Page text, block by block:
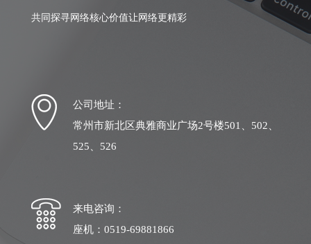
共同探寻网络核心价值让网络更精彩
公司地址：
常州市新北区典雅商业广场2号楼501、502、
525、526
来电咨询：
座机：0519-69881866